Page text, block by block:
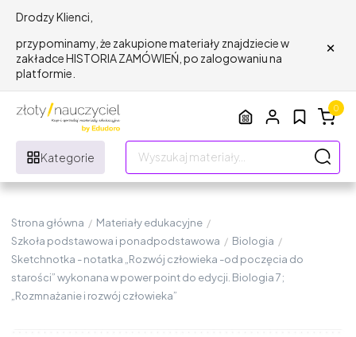
Drodzy Klienci,
przypominamy, że zakupione materiały znajdziecie w
zakładce HISTORIA ZAMÓWIEŃ, po zalogowaniu na
platformie.
×
Kategorie
0
Strona główna / Materiały edukacyjne /
Szkoła podstawowa i ponadpodstawowa / Biologia /
Sketchnotka - notatka „Rozwój człowieka -od poczęcia do
starości” wykonana w power point do edycji. Biologia 7;
„Rozmnażanie i rozwój człowieka”